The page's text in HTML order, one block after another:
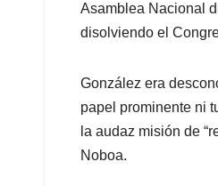
Asamblea Nacional
disolviendo el
González era
papel prominente ni
la audaz misión de
Noboa.